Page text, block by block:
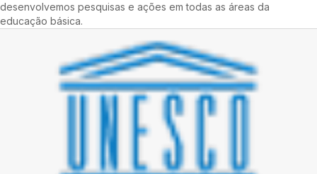
desenvolvemos pesquisas e ações em todas as áreas da
educação básica.